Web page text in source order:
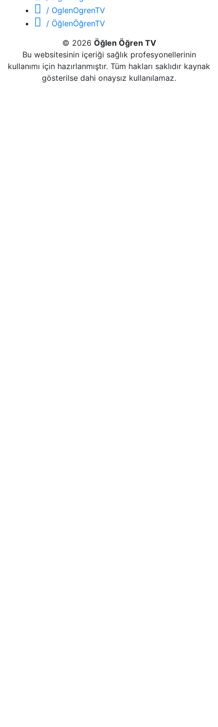
/ OglenOgrenTV
/ ÖğlenÖğrenTV
© 2026 Öğlen Öğren TV
Bu websitesinin içeriği sağlık profesyonellerinin
kullanımı için hazırlanmıştır. Tüm hakları saklıdır kaynak
gösterilse dahi onaysız kullanılamaz.